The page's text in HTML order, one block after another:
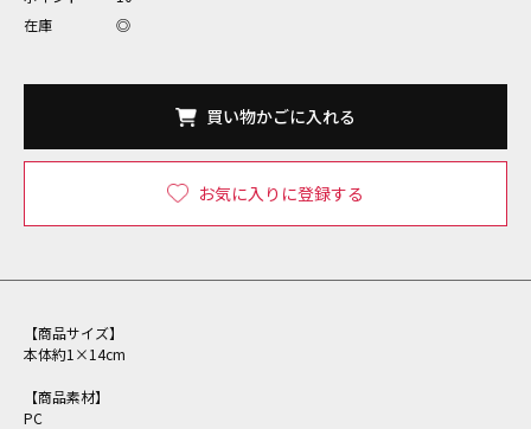
在庫
◎
買い物かごに入れる
お気に入りに登録する
【商品サイズ】
本体約1×14cm
【商品素材】
PC